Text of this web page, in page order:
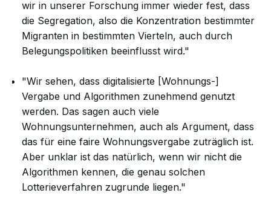
wir in unserer Forschung immer wieder fest, dass
die Segregation, also die Konzentration bestimmter
Migranten in bestimmten Vierteln, auch durch
Belegungspolitiken beeinflusst wird."
"Wir sehen, dass digitalisierte [Wohnungs-]
Vergabe und Algorithmen zunehmend genutzt
werden. Das sagen auch viele
Wohnungsunternehmen, auch als Argument, dass
das für eine faire Wohnungsvergabe zuträglich ist.
Aber unklar ist das natürlich, wenn wir nicht die
Algorithmen kennen, die genau solchen
Lotterieverfahren zugrunde liegen."